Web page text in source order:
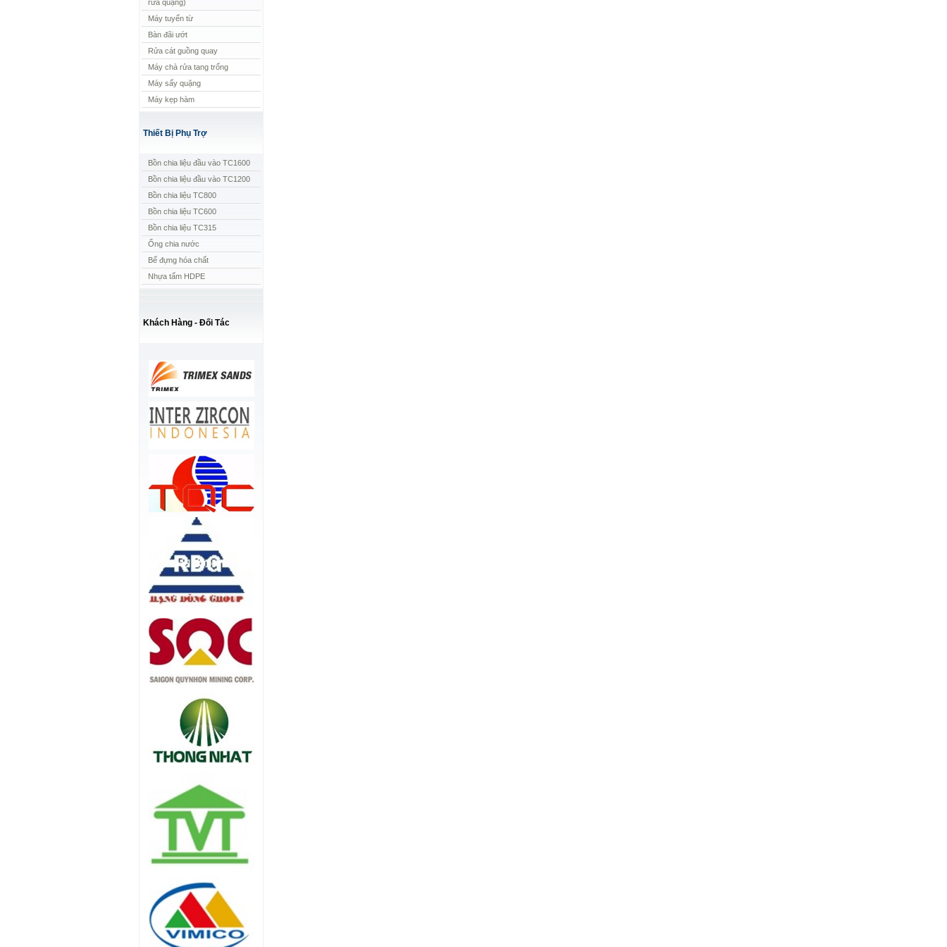
rửa quặng)
Máy tuyển từ
Bàn đãi ướt
Rửa cát guồng quay
Máy chà rửa tang trống
Máy sấy quặng
Máy kẹp hàm
Thiết Bị Phụ Trợ
Bồn chia liệu đầu vào TC1600
Bồn chia liệu đầu vào TC1200
Bồn chia liệu TC800
Bồn chia liệu TC600
Bồn chia liệu TC315
Ống chia nước
Bể đựng hóa chất
Nhựa tấm HDPE
Khách Hàng - Đối Tác